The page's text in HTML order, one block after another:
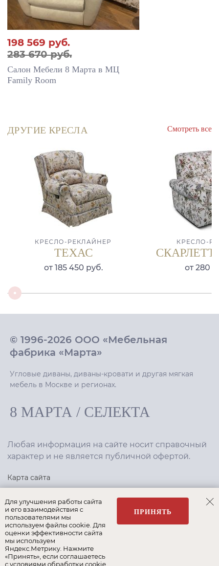
198 569 руб.
283 670 руб.
Салон Мебели 8 Марта в МЦ
Family Room
ДРУГИЕ КРЕСЛА Смотреть все
КРЕСЛО-РЕКЛАЙНЕР
ТЕХАС
от 185 450 руб.
КРЕСЛО-
от 280
© 1996-2026 ООО «Мебельная
фабрика «Марта»
Угловые диваны, диваны-кровати и другая мягкая
мебель в Москве и регионах.
8 МАРТА / СЕЛЕКТА
Любая информация на сайте носит справочный
характер и не является публичной офертой.
Карта сайта
Создание сайта,интернет-маркетинг
Для улучшения работы сайта
и его взаимодействия с
пользователями мы
используем файлы cookie. Для
оценки эффективности сайта
мы используем
Яндекс.Метрику. Нажмите
«Принять», если соглашаетесь
с условиями обработки cookie
ПРИНЯТЬ